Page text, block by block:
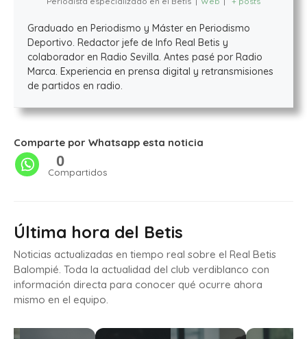
Graduado en Periodismo y Máster en Periodismo
Deportivo. Redactor jefe de Info Real Betis y
colaborador en Radio Sevilla. Antes pasé por Radio
Marca. Experiencia en prensa digital y retransmisiones
de partidos en radio.
Comparte por Whatsapp esta noticia
0
Compartidos
Última hora del Betis
Noticias actualizadas en tiempo real sobre el Real Betis
Balompié. Toda la actualidad del club verdiblanco con
información directa para conocer qué ocurre ahora
mismo en el equipo.